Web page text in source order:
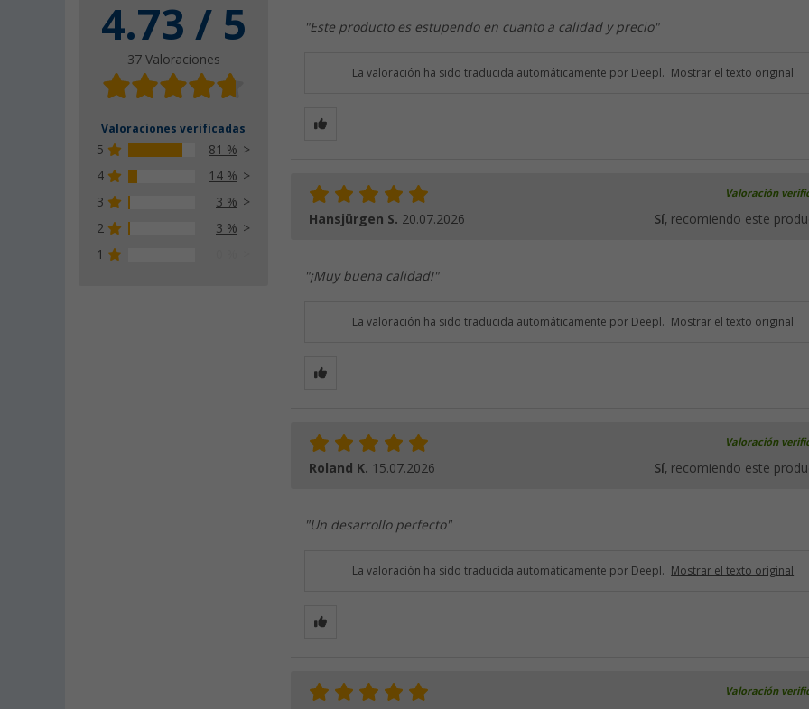
4.73 / 5
37 Valoraciones
Valoraciones verificadas
5
81 %
4
14 %
3
3 %
2
3 %
1
"Este producto es estupendo en cuanto a calidad y precio"
La valoración ha sido traducida automáticamente por Deepl. Mostrar el texto original
Valoración
Hansjürgen S. 20.07.2026 Sí, recomiendo este
"¡Muy buena calidad!"
La valoración ha sido traducida automáticamente por Deepl. Mostrar el texto original
Valoración
Roland K. 15.07.2026 Sí, recomiendo este
"Un desarrollo perfecto"
La valoración ha sido traducida automáticamente por Deepl. Mostrar el texto original
Valoración